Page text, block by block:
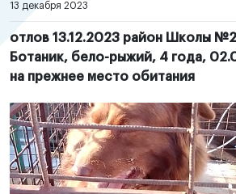
13 декабря 2023
отлов 13.12.2023 район Школы
Ботаник, бело-рыжий, 4 года,
на прежнее место обитания